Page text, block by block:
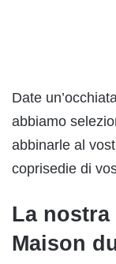
Date
abbiamo
abbinarle al
coprisedie di
La nostra
Maison